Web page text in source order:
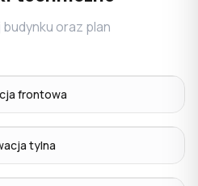
oraz plan
frontowa
tylna